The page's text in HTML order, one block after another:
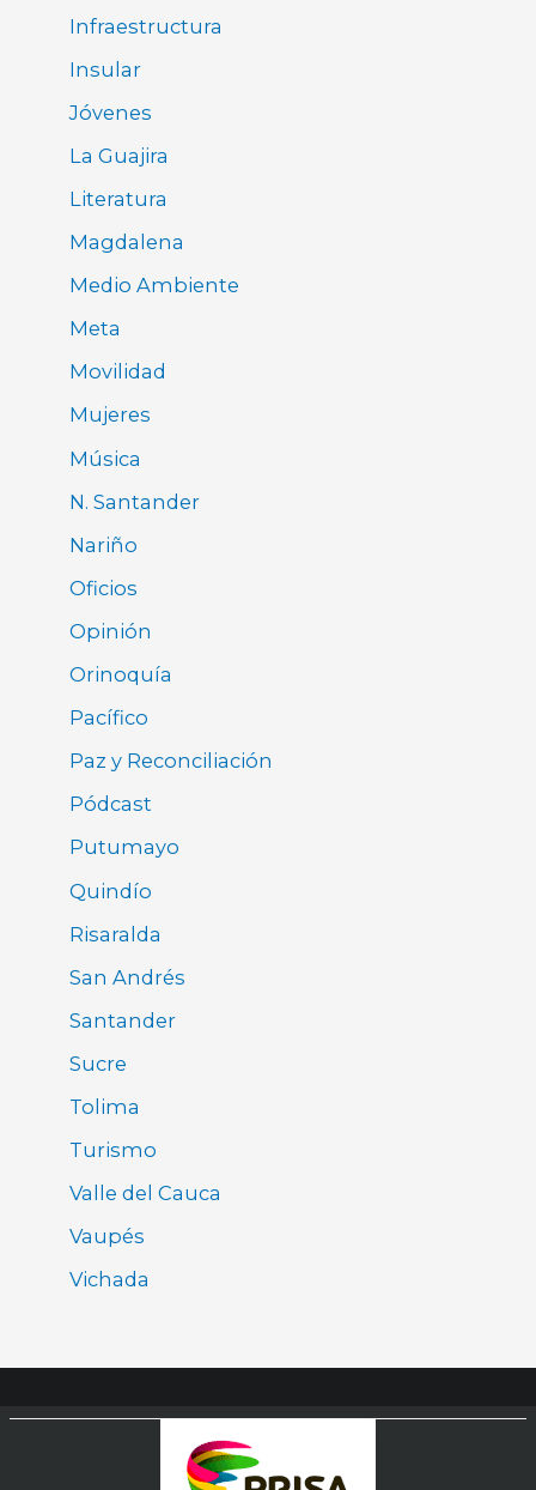
Infraestructura
Insular
Jóvenes
La Guajira
Literatura
Magdalena
Medio Ambiente
Meta
Movilidad
Mujeres
Música
N. Santander
Nariño
Oficios
Opinión
Orinoquía
Pacífico
Paz y Reconciliación
Pódcast
Putumayo
Quindío
Risaralda
San Andrés
Santander
Sucre
Tolima
Turismo
Valle del Cauca
Vaupés
Vichada